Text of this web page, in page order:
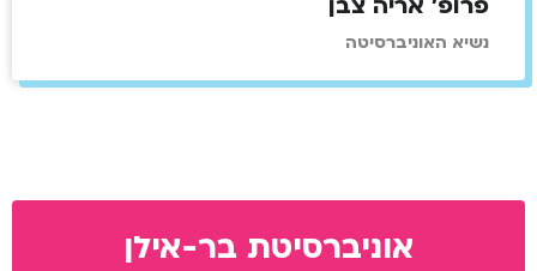
נשיא האוניברסיטה
אוניברסיטת בר-אילן